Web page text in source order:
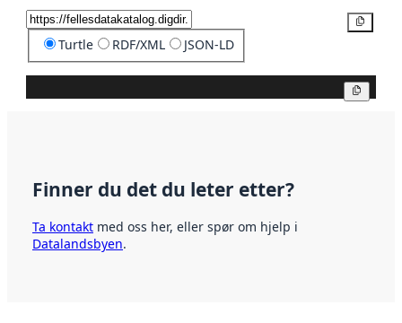
Turtle RDF/XML JSON-LD
Finner du det du leter etter?
Ta kontakt med oss her, eller spør om hjelp i
Datalandsbyen.